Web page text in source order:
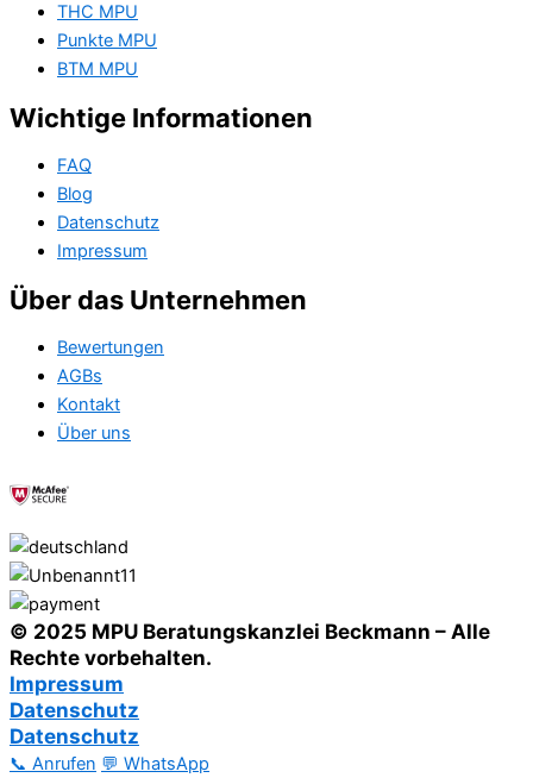
THC MPU
Punkte MPU
BTM MPU
Wichtige Informationen
FAQ
Blog
Datenschutz
Impressum
Über das Unternehmen
Bewertungen
AGBs
Kontakt
Über uns
© 2025 MPU Beratungskanzlei Beckmann – Alle
Rechte vorbehalten.
Impressum
Datenschutz
Datenschutz
📞 Anrufen 💬 WhatsApp